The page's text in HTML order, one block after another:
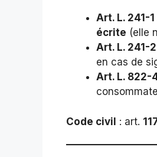
Art. L. 241-
écrite (elle
Art. L. 241-
en cas de
Art. L. 822-
Code civil : art.